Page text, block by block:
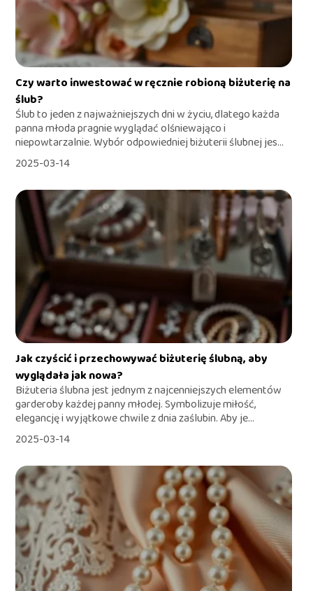
Czy warto inwestować w ręcznie robioną biżuterię na
ślub?
Ślub to jeden z najważniejszych dni w życiu, dlatego każda
panna młoda pragnie wyglądać olśniewająco i
niepowtarzalnie. Wybór odpowiedniej biżuterii ślubnej jes...
2025-03-14
Jak czyścić i przechowywać biżuterię ślubną, aby
wyglądała jak nowa?
Biżuteria ślubna jest jednym z najcenniejszych elementów
garderoby każdej panny młodej. Symbolizuje miłość,
elegancję i wyjątkowe chwile z dnia zaślubin. Aby je...
2025-03-14